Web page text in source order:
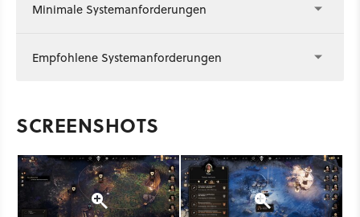
Minimale Systemanforderungen
Empfohlene Systemanforderungen
SCREENSHOTS